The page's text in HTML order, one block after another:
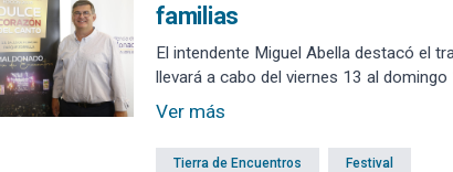
familias
El intendente Miguel Abella destacó el
llevará a cabo del viernes 13 al
Ver más
Tierra de Encuentros Festival